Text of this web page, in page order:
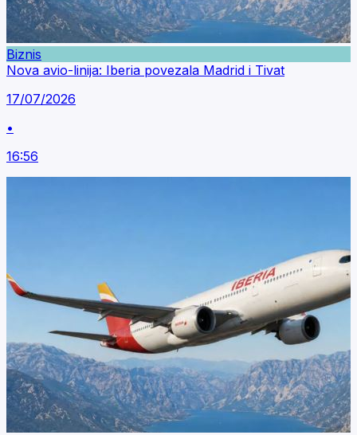
Biznis
Nova avio-linija: Iberia povezala Madrid i Tivat
17/07/2026
•
16:56